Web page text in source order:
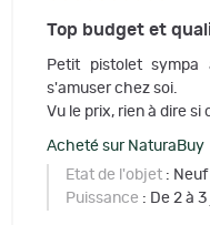
Top budget et
Petit pistolet sympa
s'amuser chez soi.
Vu le prix, rien à dire si
Acheté sur
Etat de l'objet : Neuf
Puissance : De 2 à